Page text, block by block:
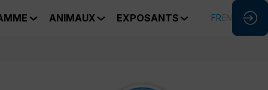
ANIMAUX EXPOSANTS FR